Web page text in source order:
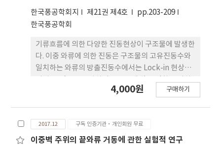
maximum Nu, while the upwash flow region
corresponds to Nu minimum. In the view of
the heat transfer characteristics, FVG is
better than BVG. However, when flow is
turbulent as Re increases, the pressure drop
for FVG is higher than that for BVG.
한국풍공학회지 제21권 제4호
pp.203-209
한국풍공학회
기류흐름에 의한 다양한 진동현상이 구조물에 발생한
다. 이중 와류에 의한 진동은 구조물의 고유진동수와
일치하는 와류의 방출진동수에서는 Lock-in 현상에
는 것으로 알려져 있다. 그러나 대부분의 와류 현상은
화하는 난류에 의하여 구조물에 발생하는 와류의 영
향을 풍동실험을 통하여 평가하였다. 탄성체 모형실
4,000원 구매하기
2017.12 구독 인증기관·개인회원 무료
이중벽 주위의 끝와류 거동에 관한 실험적 연구